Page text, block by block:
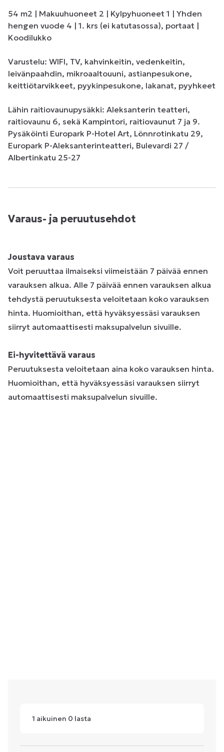
54 m2 | Makuuhuoneet 2 | Kylpyhuoneet 1 | Yhden
hengen vuode 4 | 1. krs (ei katutasossa), portaat |
Koodilukko
Varustelu: WIFI, TV, kahvinkeitin, vedenkeitin,
leivänpaahdin, mikroaaltouuni, astianpesukone,
keittiötarvikkeet, pyykinpesukone, lakanat, pyyhkeet
Lähin raitiovaunupysäkki: Aleksanterin teatteri,
raitiovaunu 6, sekä Kampintori, raitiovaunut 7 ja 9.
Pysäköinti Europark P-Hotel Art, Lönnrotinkatu 29,
Europark P-Aleksanterinteatteri, Bulevardi 27 /
Albertinkatu 25-27
Varaus- ja peruutusehdot
Joustava varaus
Voit peruuttaa ilmaiseksi viimeistään 7 päivää ennen
varauksen alkua. Alle 7 päivää ennen varauksen alkua
tehdystä peruutuksesta veloitetaan koko varauksen
hinta. Huomioithan, että hyväksyessäsi varauksen
siirryt automaattisesti maksupalvelun sivuille.
Ei-hyvitettävä varaus
Peruutuksesta veloitetaan aina koko varauksen hinta.
Huomioithan, että hyväksyessäsi varauksen siirryt
automaattisesti maksupalvelun sivuille.
1 aikuinen 0 lasta